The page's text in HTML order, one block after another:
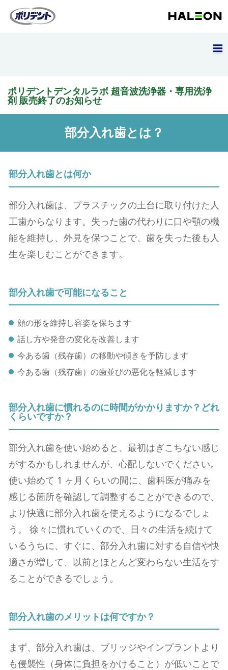
ポリデントデンタルラボ 超音波洗浄器・専用洗浄
剤 販売終了のお知らせ
部分入れ歯とは？
部分入れ歯とは何か
部分入れ歯は、プラスチックの土台に取り付けた人
工歯からなります。失った歯の代わりに口や顎の機
能を維持し、外見を保つことで、歯を失った後も人
生を楽しむことができます。
部分⼊れ⻭で可能になること
顔の形を維持し容姿を保ちます
話し⽅や発⾳の変化を改善します
今ある⻭（残存⻭）の移動や傾きを予防します
今ある⻭（残存⻭）の⻭並びの悪化を軽減します
部分⼊れ⻭に慣れるのに時間がかかりますか？どれ
くらいですか？
部分⼊れ⻭を使い始めると、最初はぎこちない感じ
がするかもしれませんが、⼼配しないでください。
使い始めて 1 ヶ⽉くらいの間に、⻭科医が痛みを
感じる箇所を確認して調整することができるので、
より快適に部分⼊れ⻭を使えるようになるでしょ
う。 徐々に慣れていくので、⽇々の生活を続けて
いるうちに、すぐに、部分⼊れ⻭に対する自信や快
適さが増して、以前とほとんど変わらない生活をす
ることができるでしょう。
部分⼊れ⻭のメリットは何ですか？
まず、部分⼊れ⻭は、ブリッジやインプラントより
も侵襲性（身体に負担をかけること）が低いことで